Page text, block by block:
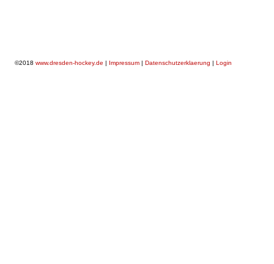
©2018 www.dresden-hockey.de | Impressum | Datenschutzerklaerung | Login